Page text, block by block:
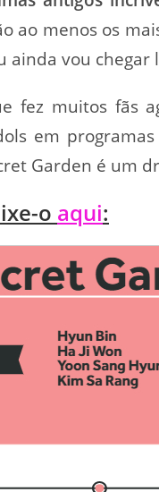
ao menos os
ainda vou chegar
fez muitos fãs
em
Garden é um
o aqui: